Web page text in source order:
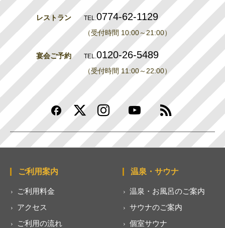
レストラン TEL.0774-62-1129
（受付時間 10:00～21:00）
宴会ご予約 TEL.0120-26-5489
（受付時間 11:00～22:00）
ご利用案内
ご利用料金
アクセス
ご利用の流れ
温泉・サウナ
温泉・お風呂のご案内
サウナのご案内
個室サウナ